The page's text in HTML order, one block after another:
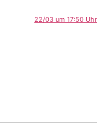
22/03 um 17:50 Uhr